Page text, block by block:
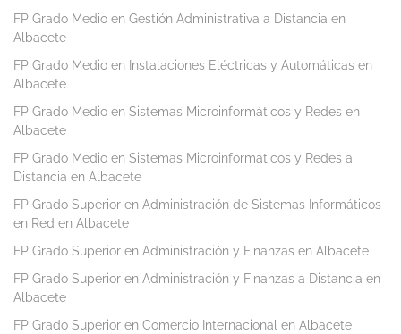
FP Grado Medio en Gestión Administrativa a Distancia en
Albacete
FP Grado Medio en Instalaciones Eléctricas y Automáticas en
Albacete
FP Grado Medio en Sistemas Microinformáticos y Redes en
Albacete
FP Grado Medio en Sistemas Microinformáticos y Redes a
Distancia en Albacete
FP Grado Superior en Administración de Sistemas Informáticos
en Red en Albacete
FP Grado Superior en Administración y Finanzas en Albacete
FP Grado Superior en Administración y Finanzas a Distancia en
Albacete
FP Grado Superior en Comercio Internacional en Albacete